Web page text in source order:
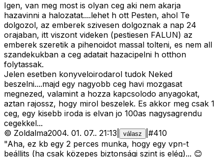
Igen, van meg most is olyan ceg aki nem akarja
hazavinni a halozatat....lehet h ott Pesten, ahol Te
dolgozol, az emberek szivesen dolgoznak a nap 24
orajaban, itt viszont videken (pestiesen FALUN) az
emberek szeretik a pihenoidot massal tolteni, es nem all
szandekukban a ceg adatait hazacipelni h otthon
folytassak.
Jelen esetben konyveloirodarol tudok Neked
beszelni....majd egy nagyobb ceg havi mozgasat
megnezed, valamint a hozza kapcsolodo anyagokat,
aztan rajossz, hogy mirol beszelek. Es akkor meg csak 1
ceg, egy kisebb iroda is elvan jo 100as nagysagrendu
cegekkel...
© Zoldalma2004. 01. 07.. 21:13 válasz #410
"Aha, ez kb egy 2 perces munka, hogy egy vpn-t
beállits (ha csak közepes biztonsági szint is elég)... 😊